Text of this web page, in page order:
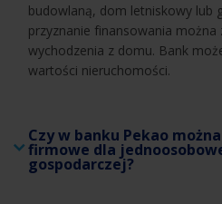
budowlaną, dom letniskowy lub
przyznanie finansowania można
wychodzenia z domu. Bank
wartości nieruchomości.
Czy w banku Pekao
firmowe dla
gospodarczej?